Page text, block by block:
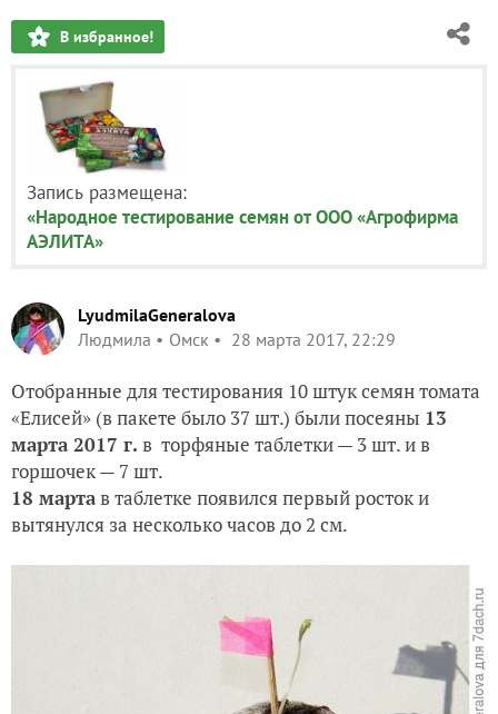
В избранное!
Запись размещена:
«Народное тестирование семян от ООО «Агрофирма
АЭЛИТА»
LyudmilaGeneralova
Людмила
Омск 28 марта 2017, 22:29
Отобранные для тестирования 10 штук семян томата
«Елисей» (в пакете было 37 шт.) были посеяны 13
марта 2017 г. в торфяные таблетки — 3 шт. и в
горшочек — 7 шт.
18 мартав таблетке появился первый росток и
вытянулся за несколько часов до 2 см.